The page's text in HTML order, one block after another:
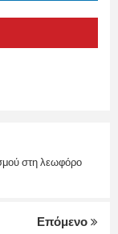
στη λεωφόρο
Επόμενο